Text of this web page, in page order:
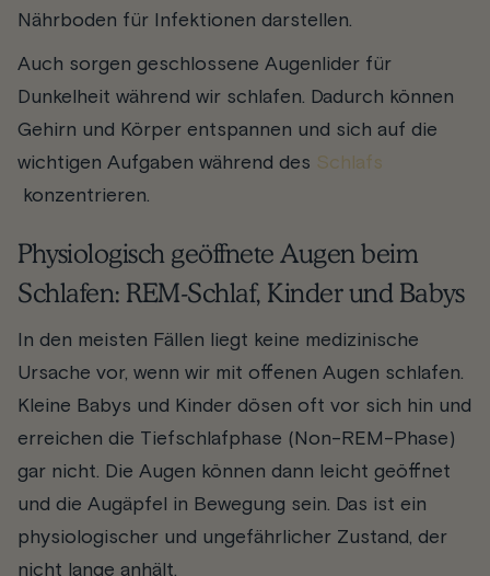
Nährboden für Infektionen darstellen.
Auch sorgen geschlossene Augenlider für
Dunkelheit während wir schlafen. Dadurch können
Gehirn und Körper entspannen und sich auf die
wichtigen Aufgaben während des Schlafs
konzentrieren.
Physiologisch geöffnete Augen beim
Schlafen: REM-Schlaf, Kinder und Babys
In den meisten Fällen liegt keine medizinische
Ursache vor, wenn wir mit offenen Augen schlafen.
Kleine Babys und Kinder dösen oft vor sich hin und
erreichen die Tiefschlafphase (Non-REM-Phase)
gar nicht. Die Augen können dann leicht geöffnet
und die Augäpfel in Bewegung sein. Das ist ein
physiologischer und ungefährlicher Zustand, der
nicht lange anhält.